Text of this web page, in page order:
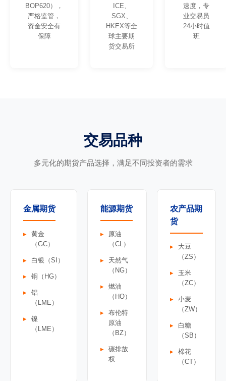
BOP620），
严格监管，
资金安全有
保障
ICE、
SGX、
HKEX等全
球主要期
货交易所
速度，专
业交易员
24小时值
班
交易品种
多元化的期货产品选择，满足不同投资者的需求
金属期货
黄金
（GC）
白银（SI）
铜（HG）
铝
（LME）
镍
（LME）
能源期货
原油
（CL）
天然气
（NG）
燃油
（HO）
布伦特
原油
（BZ）
碳排放
权
农产品期
货
大豆
（ZS）
玉米
（ZC）
小麦
（ZW）
白糖
（SB）
棉花
（CT）